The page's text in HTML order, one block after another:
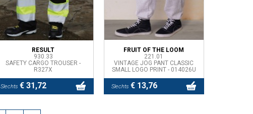
RESULT
930.33
SAFETY CARGO TROUSER -
R327X
Slechts € 31,72
FRUIT OF THE LOOM
221.01
VINTAGE JOG PANT CLASSIC
SMALL LOGO PRINT - 014026U
Slechts€ 13,76